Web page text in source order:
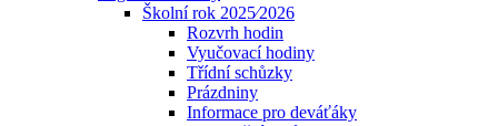
Školní rok 2025⁄2026
Rozvrh hodin
Vyučovací hodiny
Třídní schůzky
Prázdniny
Informace pro deváťáky